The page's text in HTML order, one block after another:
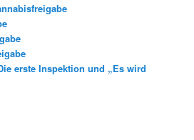
erste Inspektion und „Es wird